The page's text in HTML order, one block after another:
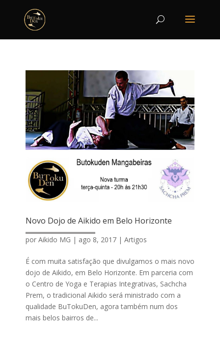
Novo Dojo de Aikido em Belo Horizonte
por Aikido MG | ago 8, 2017| Artigos
É com muita satisfação que divulgamos o mais novo
dojo de Aikido, em Belo Horizonte. Em parceria com
o Centro de Yoga e Terapias Integrativas, Sachcha
Prem, o tradicional Aikido será ministrado com a
qualidade BuTokuDen, agora também num dos
mais belos bairros de...